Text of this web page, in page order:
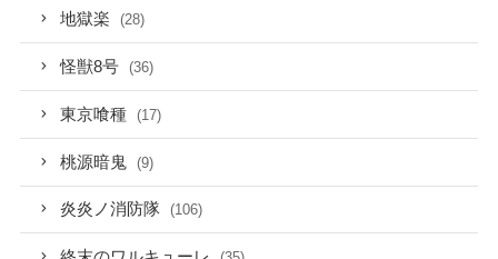
地獄楽 (28)
怪獣8号 (36)
東京喰種 (17)
桃源暗鬼 (9)
炎炎ノ消防隊 (106)